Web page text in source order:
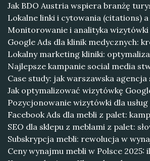
Jak BDO Austria wspiera branżę
Lokalne linki i cytowania (citations)
Monitorowanie i analityka
Google Ads dla klinik medycznych:
Lokalny marketing kliniki:
Najlepsze kampanie social media
Case study: jak warszawska
Jak optymalizować wizytówkę
Pozycjonowanie wizytówki dla
Facebook Ads dla mebli z palet:
SEO dla sklepu z meblami z palet:
Subskrypcja mebli: rewolucja w
Ceny wynajmu mebli w Polsce 2025: